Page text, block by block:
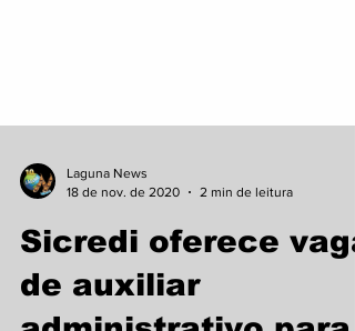
Laguna News
18 de nov. de 2020
2 min de leitura
Sicredi oferece vaga